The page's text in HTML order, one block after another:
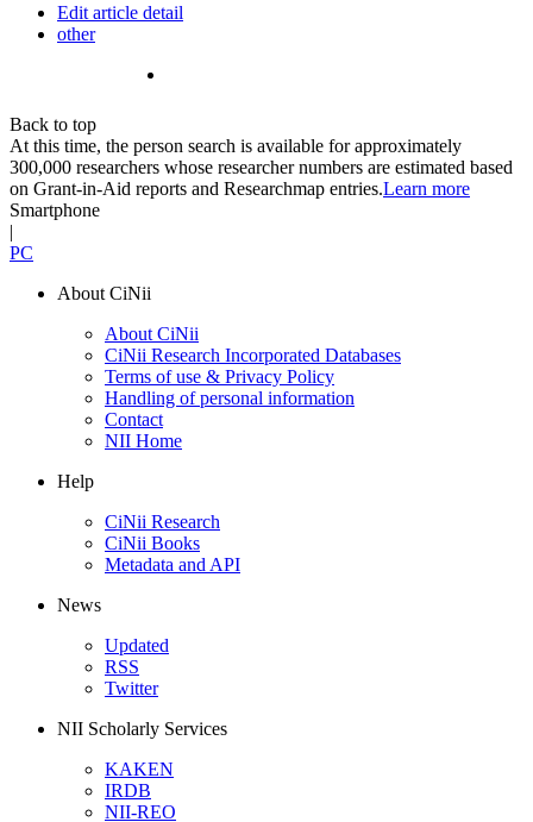
Edit article detail
other
Back to top
At this time, the person search is available for approximately
300,000 researchers whose researcher numbers are estimated based
on Grant-in-Aid reports and Researchmap entries.Learn more
Smartphone
|
PC
About CiNii
About CiNii
CiNii Research Incorporated Databases
Terms of use & Privacy Policy
Handling of personal information
Contact
NII Home
Help
CiNii Research
CiNii Books
Metadata and API
News
Updated
RSS
Twitter
NII Scholarly Services
KAKEN
IRDB
NII-REO